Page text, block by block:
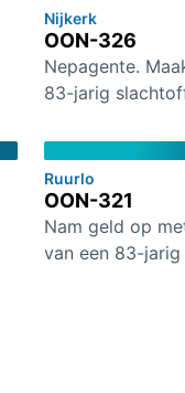
Nijkerk
OON-326
Nepagente.
83-jarig
Ruurlo
OON-321
Nam geld op
van een 83-